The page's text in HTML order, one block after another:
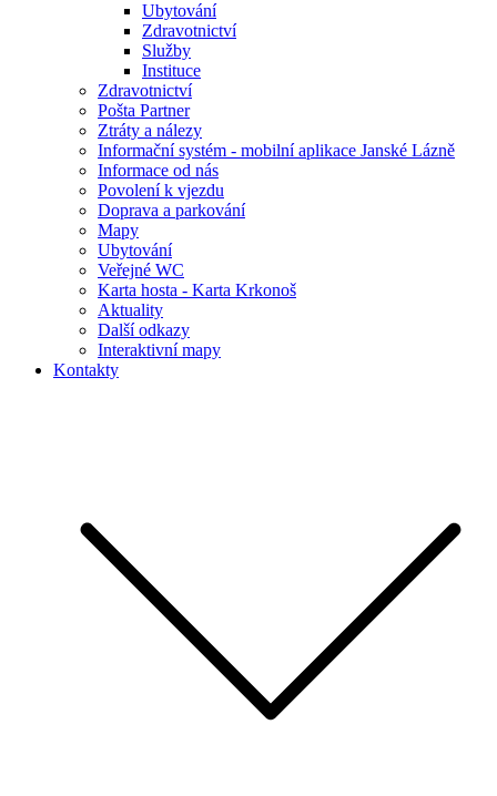
Ubytování
Zdravotnictví
Služby
Instituce
Zdravotnictví
Pošta Partner
Ztráty a nálezy
Informační systém - mobilní aplikace Janské Lázně
Informace od nás
Povolení k vjezdu
Doprava a parkování
Mapy
Ubytování
Veřejné WC
Karta hosta - Karta Krkonoš
Aktuality
Další odkazy
Interaktivní mapy
Kontakty